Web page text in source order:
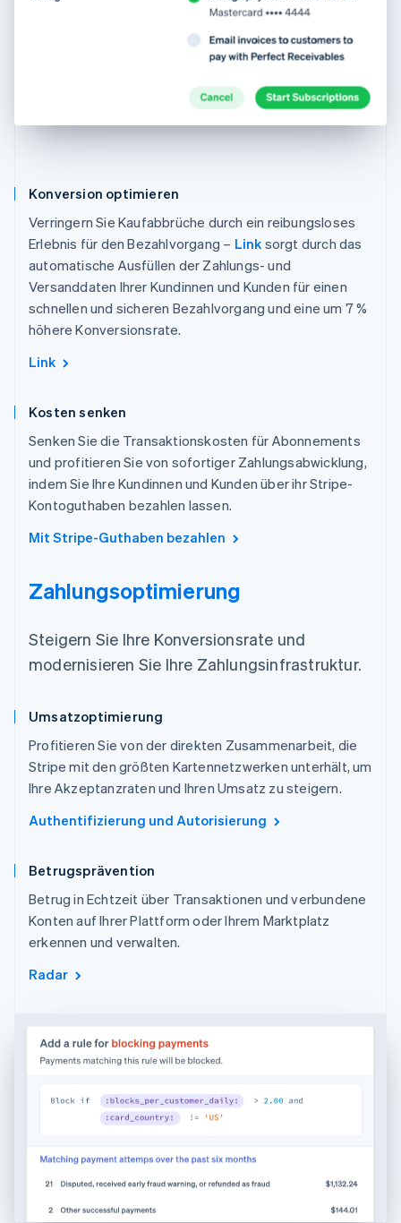
Konversion optimieren
Verringern Sie Kaufabbrüche durch ein reibungsloses
Erlebnis für den Bezahlvorgang – Link sorgt durch das
automatische Ausfüllen der Zahlungs- und
Versanddaten Ihrer Kundinnen und Kunden für einen
schnellen und sicheren Bezahlvorgang und eine um 7 %
höhere Konversionsrate.
Link
Kosten senken
Senken Sie die Transaktionskosten für Abonnements
und profitieren Sie von sofortiger Zahlungsabwicklung,
indem Sie Ihre Kundinnen und Kunden über ihr Stripe-
Kontoguthaben bezahlen lassen.
Mit Stripe-Guthaben bezahlen
Zahlungsoptimierung
Steigern Sie Ihre Konversionsrate und
modernisieren Sie Ihre Zahlungsinfrastruktur.
Umsatzoptimierung
Profitieren Sie von der direkten Zusammenarbeit, die
Stripe mit den größten Kartennetzwerken unterhält, um
Ihre Akzeptanzraten und Ihren Umsatz zu steigern.
Authentifizierung und Autorisierung
Betrugsprävention
Betrug in Echtzeit über Transaktionen und verbundene
Konten auf Ihrer Plattform oder Ihrem Marktplatz
erkennen und verwalten.
Radar